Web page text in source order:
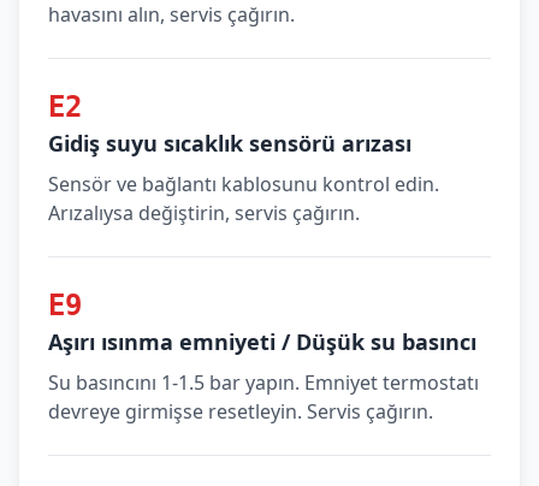
havasını alın, servis çağırın.
E2
Gidiş suyu sıcaklık sensörü arızası
Sensör ve bağlantı kablosunu kontrol edin.
Arızalıysa değiştirin, servis çağırın.
E9
Aşırı ısınma emniyeti / Düşük su basıncı
Su basıncını 1-1.5 bar yapın. Emniyet termostatı
devreye girmişse resetleyin. Servis çağırın.